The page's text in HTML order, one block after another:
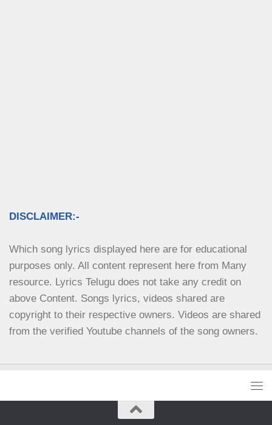
DISCLAIMER:-
Which song lyrics displayed here are for educational
purposes only. All content represent here from Many
resource. Lyrics Telugu does not take any credit on
above Content. Songs lyrics, videos shared are
copyright to their respective owners. Videos are shared
from the verified Youtube channels of the song owners.